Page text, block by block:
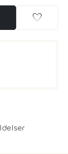
favorite